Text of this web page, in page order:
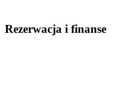
Rezerwacja i finanse